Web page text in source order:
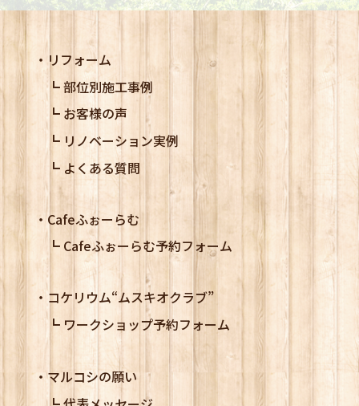
リフォーム
部位別施工事例
お客様の声
リノベーション実例
よくある質問
Cafeふぉーらむ
Cafeふぉーらむ予約フォーム
コケリウム“ムスキオクラブ”
ワークショップ予約フォーム
マルコシの願い